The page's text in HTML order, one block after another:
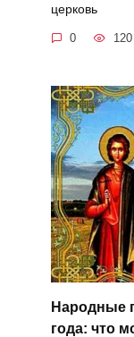
церковь
0 120
Народные
года: что